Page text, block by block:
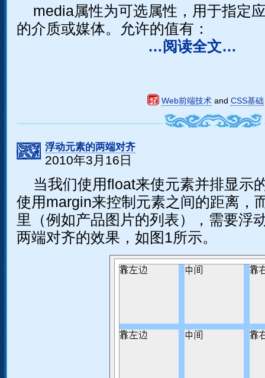
media属性为可选属性，用于指定
的介质或媒体。允许的值有：
…阅读全文…
Web前端技术 and CSS基础
浮动元素的两端对齐
2010年3月16日
当我们使用float来使元素并排显示
使用margin来控制元素之间的距离，
里（例如产品图片的列表），需要浮
两端对齐的效果，如图1所示。